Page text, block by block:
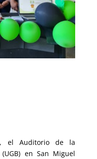
el Auditorio de la
en San Miguel